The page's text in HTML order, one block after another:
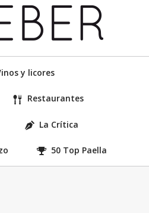
y licores
Restaurantes
La Crítica
50 Top Paella